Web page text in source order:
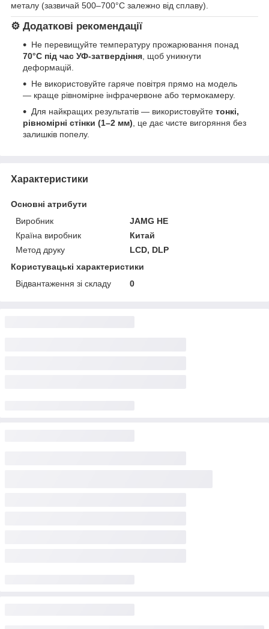
металу (зазвичай 500–700°C залежно від сплаву).
⚙️ Додаткові рекомендації
Не перевищуйте температуру прожарювання понад
70°C під час УФ-затвердіння , щоб уникнути
деформацій.
Не використовуйте гаряче повітря прямо на модель
— краще рівномірне інфрачервоне або термокамеру.
Для найкращих результатів — використовуйте тонкі,
рівномірні стінки (1–2 мм) , це дає чисте вигоряння без
залишків попелу.
Характеристики
Основні атрибути
Виробник
JAMG HE
Країна виробник
Китай
Метод друку
LCD, DLP
Користувацькi характеристики
Відвантаження зі складу
0